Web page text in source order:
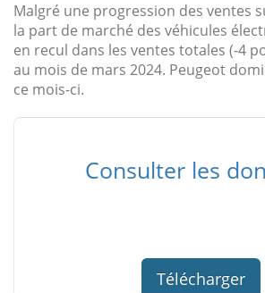
Malgré une progression des ventes
la part de marché des véhicules
en recul dans les ventes totales (-4
au mois de mars 2024. Peugeot
ce mois-ci.
Consulter les
Télécharger